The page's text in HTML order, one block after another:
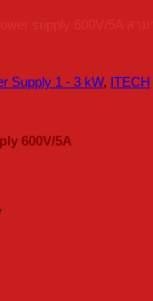
Supply 1 - 3 kW, ITECH
600V/5A